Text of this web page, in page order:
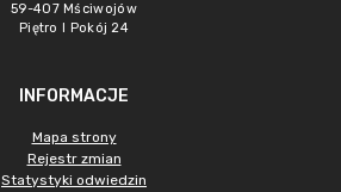
59-407 Mściwojów
Piętro I Pokój 24
INFORMACJE
Mapa strony
Rejestr zmian
Statystyki odwiedzin